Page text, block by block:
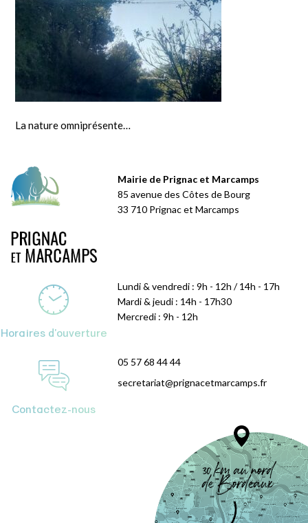
La nature omniprésente…
Mairie de Prignac et Marcamps
85 avenue des Côtes de Bourg
33 710 Prignac et Marcamps
Horaires d'ouverture
Lundi & vendredi : 9h - 12h / 14h - 17h
Mardi & jeudi : 14h - 17h30
Mercredi : 9h - 12h
Contactez-nous
05 57 68 44 44
secretariat@prignacetmarcamps.fr